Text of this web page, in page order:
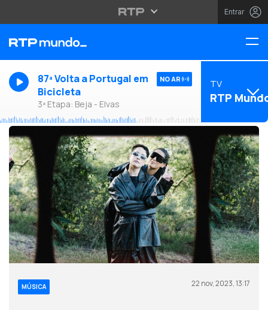
Entrar
87ª Volta a Portugal em
Bicicleta
3ª Etapa: Beja - Elvas
NO AR TV
RTP
MÚSICA 22 nov, 2023, 13:17